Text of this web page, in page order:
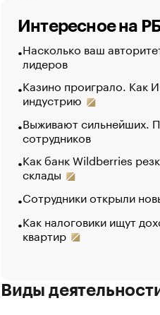
Интересное на
Насколько ваш
лидеров
Казино проиграло. Как
индустрию
Выживают сильнейших.
сотрудников
Как банк Wildberries
склады
Сотрудники открыли
Как налоговики ищут
квартир
Виды